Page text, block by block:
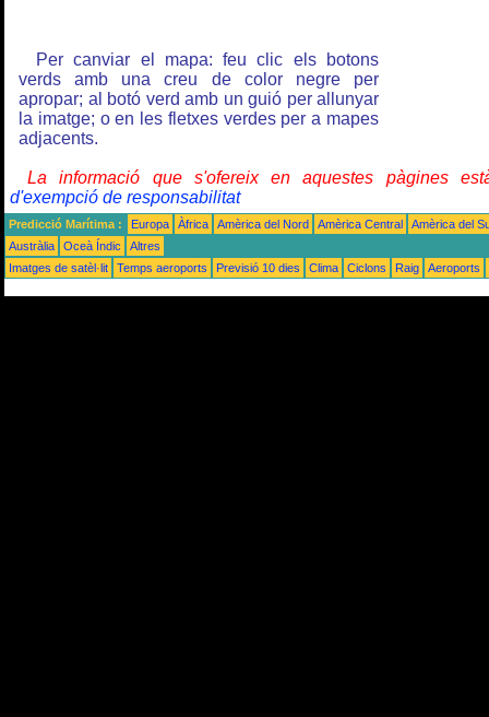
Per canviar el mapa: feu clic els botons
verds amb una creu de color negre per
apropar; al botó verd amb un guió per allunyar
la imatge; o en les fletxes verdes per a mapes
adjacents.
La informació que s'ofereix en aquestes pàgines
d'exempció de responsabilitat
Predicció Marítima : Europa Àfrica Amèrica del Nord Amèrica Central
Amèrica del
Austràlia
Oceà Índic
Altres
Imatges de satèl·lit
Temps aeroports Previsió 10 dies Clima Ciclons Raig Aeroports